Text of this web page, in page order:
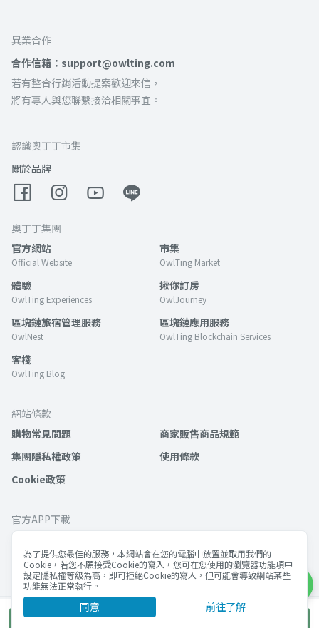
單次購買
異業合作
合作信箱：support@owlting.com
若有整合行銷活動提案歡迎來信，
將有專人與您聯繫接洽相關事宜。
認識奧丁丁市集
關於品牌
奧丁丁集團
官方網站
Official Website
市集
OwlTing Market
體驗
OwlTing Experiences
揪你訂房
OwlJourney
區塊鏈旅宿管理服務
OwlNest
區塊鏈應用服務
OwlTing Blockchain Services
客棧
OwlTing Blog
網站條款
購物常見問題
商家販售商品規範
集團隱私權政策
使用條款
Cookie政策
官方APP下載
©歐簿客科技股份有限公司 版權所有
統編 53092632
為了提供您最佳的服務，本網站會在您的電腦中放置並取用我們的
Cookie，若您不願接受Cookie的寫入，您可在您使用的瀏覽器功能項中
設定隱私權等級為高，即可拒絕Cookie的寫入，但可能會導致網站某些
功能無法正常執行。
同意 前往了解